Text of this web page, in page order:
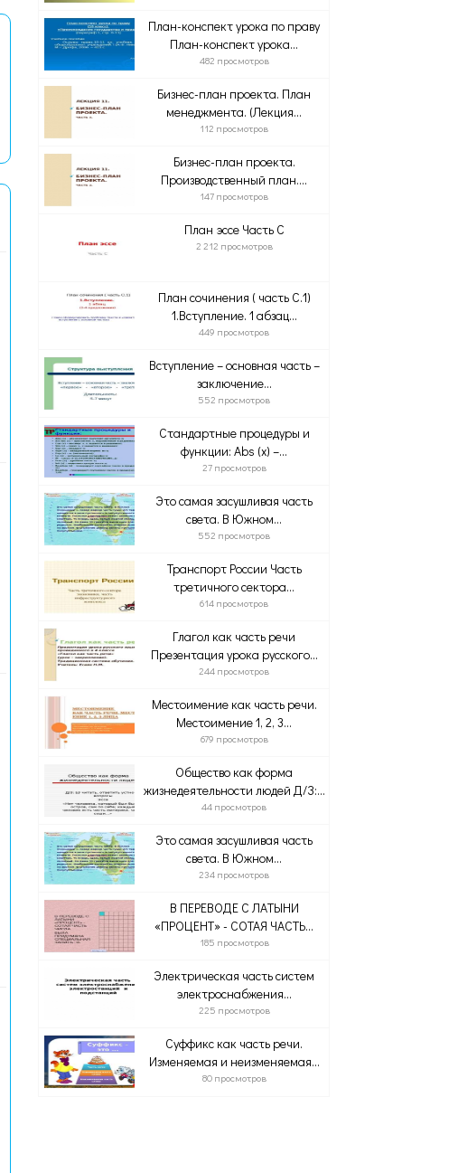
План-конспект урока по праву
План-конспект урока...
482 просмотров
Бизнес-план проекта. План
менеджмента. (Лекция...
112 просмотров
Бизнес-план проекта.
Производственный план....
147 просмотров
План эссе Часть С
2 212 просмотров
План сочинения ( часть С.1)
1.Вступление. 1 абзац...
449 просмотров
Вступление – основная часть –
заключение...
552 просмотров
Стандартные процедуры и
функции: Abs (x) –...
27 просмотров
Это самая засушливая часть
света. В Южном...
552 просмотров
Транспорт России Часть
третичного сектора...
614 просмотров
Глагол как часть речи
Презентация урока русского...
244 просмотров
Местоимение как часть речи.
Местоимение 1, 2, 3...
679 просмотров
Общество как форма
жизнедеятельности людей Д/З:...
44 просмотров
Это самая засушливая часть
света. В Южном...
234 просмотров
В ПЕРЕВОДЕ С ЛАТЫНИ
«ПРОЦЕНТ» - СОТАЯ ЧАСТЬ...
185 просмотров
Электрическая часть систем
электроснабжения...
225 просмотров
Суффикс как часть речи.
Изменяемая и неизменяемая...
80 просмотров